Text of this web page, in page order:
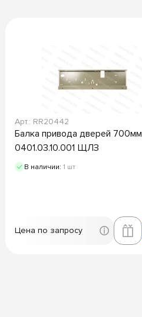
Арт.: RR20442
Балка привода дверей 700мм
0401.03.10.001 ЩЛЗ
В наличии: 1 шт
Цена по запросу